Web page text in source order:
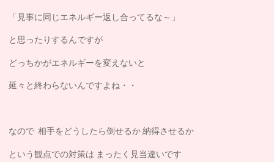
「見事に同じエネルギー返し合ってるな～」
と思ったりするんですが
どっちかがエネルギーを変えないと
延々と終わらないんですよね・・
なので 相手をどうしたら倒せるか 納得させるか
という観点での対策は まったく見当違いです